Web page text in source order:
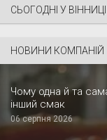
СЬОГОДНІ У ВІННИЦІ
НОВИНИ КОМПАНІЙ
Чому одна й та
інший смак
06 серпня 2026